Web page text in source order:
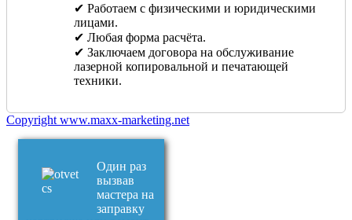
✔ Работаем с физическими и юридическими
лицами.
✔ Любая форма расчёта.
✔ Заключаем договора на обслуживание
лазерной копировальной и печатающей
техники.
Copyright www.maxx-marketing.net
Один раз
вызвав
мастера на
заправку